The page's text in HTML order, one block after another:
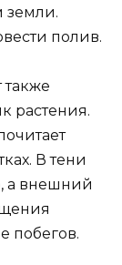
земли.
полив.
также
растения.
В тени
а внешний
побегов.